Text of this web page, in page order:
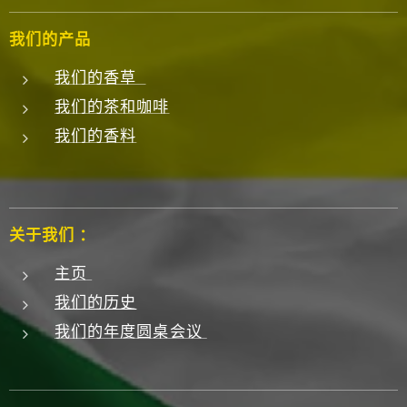
我们的产品
我们的香草
我们的茶和咖啡
我们的香料
关于我们 ：
主页
我们的历史
我们的年度圆桌会议